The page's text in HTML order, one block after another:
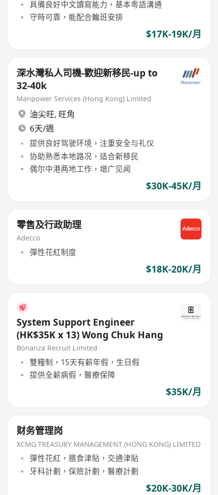
具備良好中文讀寫能力，基本粵語溝通
守時可靠，能配合輪班安排
$17K-19K/月
深水灣私人司機-歡迎新移民-up to
32-40k
Manpower Services (Hong Kong) Limited
油尖旺, 旺角
6天/週
提供良好驾驶环境，注重安全与礼仪
协助熟悉本地路况，适合新移民
偶尔中港两地工作，增广见闻
$30K-45K/月
零售及行政助理
Adecco
彈性花紅制度
$18K-20K/月
System Support Engineer
(HK$35K x 13) Wong Chuk Hang
Bonanza Recruit Limited
雙糧制，15天有薪年假，生日假
提供全薪病假，醫療保障
$35K/月
财务管理岗
XCMG TREASURY MANAGEMENT (HONG KONG) LIMITED
彈性花紅，膳食津貼，交通津貼
牙科計劃，保險計劃，醫療計劃
$20K-30K/月